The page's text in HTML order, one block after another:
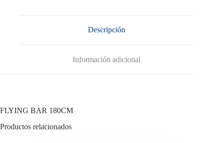
Descripción
Información adicional
FLYING BAR 180CM
Productos relacionados